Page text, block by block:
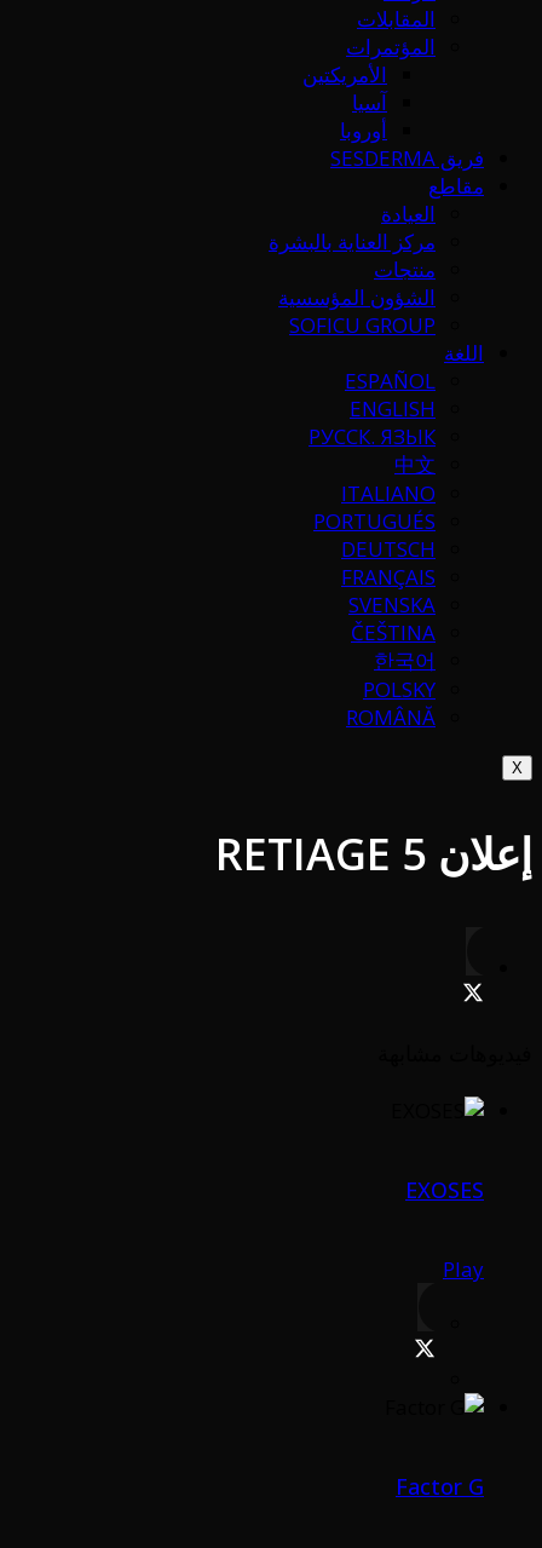
المقابلات
المؤتمرات
الأمريكتين
آسيا
أوروبا
فريق SESDERMA
مقاطع
العيادة
مركز العناية بالبشرة
منتجات
الشؤون المؤسسية
SOFICU GROUP
اللغة
ESPAÑOL
ENGLISH
РУССК. ЯЗЫК
中文
ITALIANO
PORTUGUÉS
DEUTSCH
FRANÇAIS
SVENSKA
ČEŠTINA
한국어
POLSKY
ROMÂNĂ
X
إعلان RETIAGE 5
EXOSES
Play
Factor G